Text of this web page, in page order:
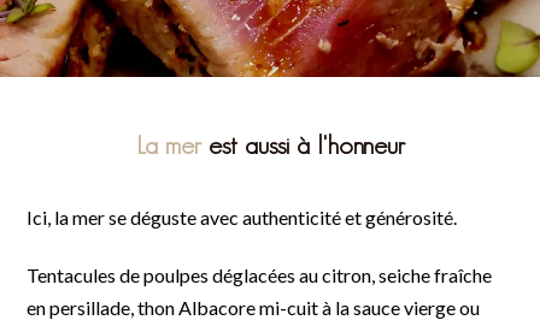
La mer est aussi à l'honneur
Ici, la mer se déguste avec authenticité et générosité.
Tentacules de poulpes déglacées au citron, seiche fraîche
en persillade, thon Albacore mi-cuit à la sauce vierge ou